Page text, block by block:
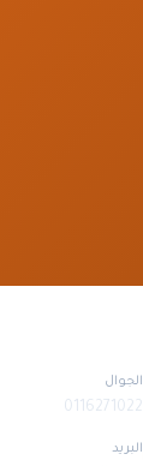
الجوال
0116271022
البريد